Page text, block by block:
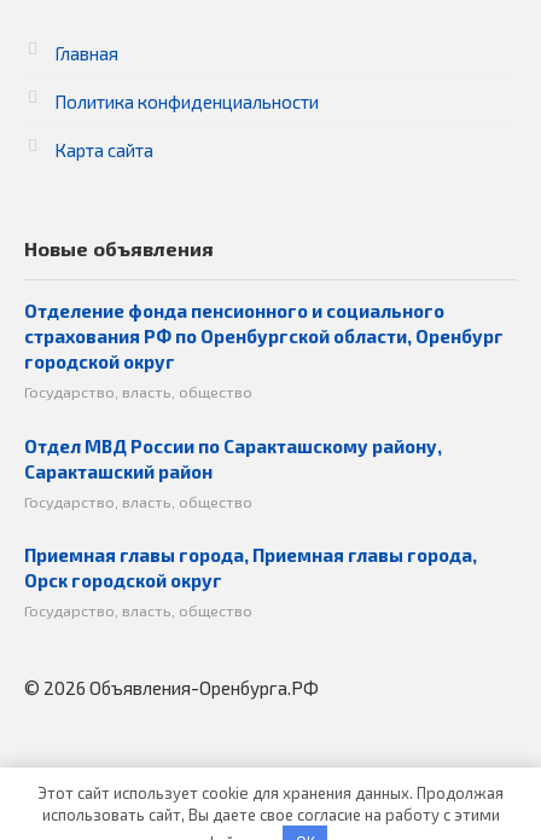
Главная
Политика конфиденциальности
Карта сайта
Новые объявления
Отделение фонда пенсионного и социального
страхования РФ по Оренбургской области, Оренбург
городской округ
Государство, власть, общество
Отдел МВД России по Саракташскому району,
Саракташский район
Государство, власть, общество
Приемная главы города, Приемная главы города,
Орск городской округ
Государство, власть, общество
© 2026 Объявления-Оренбурга.РФ
Этот сайт использует cookie для хранения данных. Продолжая
использовать сайт, Вы даете свое согласие на работу с этими